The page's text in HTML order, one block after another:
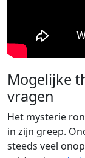
Mogelijke
vragen
Het mysterie
in zijn greep.
steeds veel